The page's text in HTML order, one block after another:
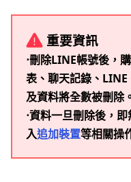
重要資訊
⋅刪除LINE帳號後，
表、聊天記錄、
及資料將全數被刪除。
⋅資料一旦刪除後，
入追加裝置等相關操